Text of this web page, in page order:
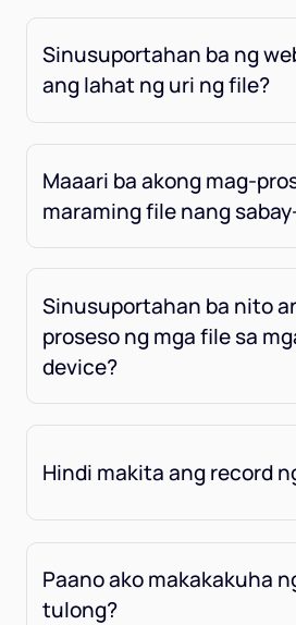
Sinusuportahan ba ng
ang lahat ng uri ng file?
Maaari ba akong mag-
maraming file nang
Sinusuportahan ba nito
proseso ng mga file sa
device?
Hindi makita ang record
Paano ako makakakuha
tulong?